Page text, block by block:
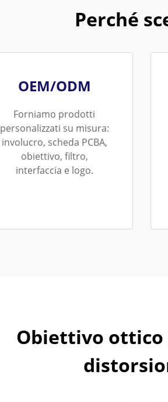
Perché
OEM/ODM
Forniamo prodotti
personalizzati su misura:
involucro, scheda PCBA,
obiettivo, filtro,
interfaccia e logo.
Obiettivo ottico